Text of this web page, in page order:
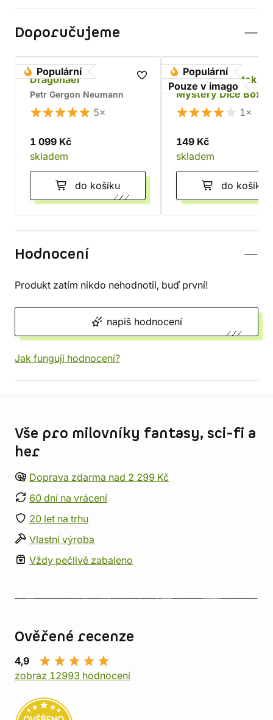
Doporučujeme
Populární
Dragonaer
Petr Gergon Neumann
5×
1 099 Kč
skladem
do košíku
Populární
Pouze v imago
Sada RPG kostek -
Mystery Dice Box
1×
149 Kč
skladem
do košíku
Hodnocení
Produkt zatím nikdo nehodnotil, buď první!
napiš hodnocení
Jak fungují hodnocení?
Vše pro milovníky fantasy, sci-fi a
her
Doprava zdarma nad 2 299 Kč
60 dní na vrácení
20 let na trhu
Vlastní výroba
Vždy pečlivě zabaleno
Ověřené recenze
4,9
zobraz 12993 hodnocení